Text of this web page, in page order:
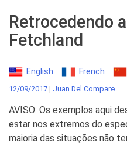
Retrocedendo
Fetchland
English French
12/09/2017 | Juan Del Compare
AVISO: Os exemplos aqui
estar nos extremos do
maioria das situações não